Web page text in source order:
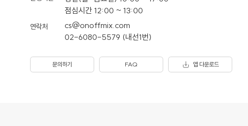
점심시간 12:00 ~ 13:00
연락처
cs@onoffmix.com
02-6080-5579 (내선1번)
문의하기 FAQ 앱 다운로드